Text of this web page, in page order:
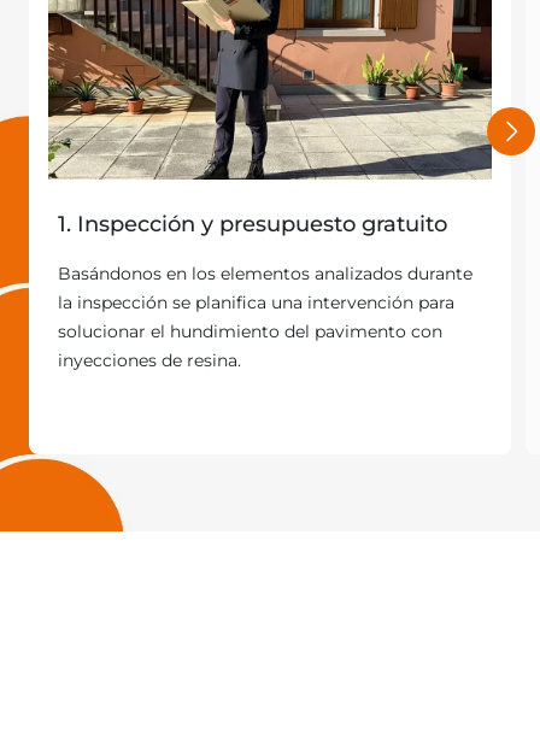
1. Inspección y presupuesto gratuito
Basándonos en los elementos analizados durante
la inspección se planifica una intervención para
solucionar el hundimiento del pavimento con
inyecciones de resina.